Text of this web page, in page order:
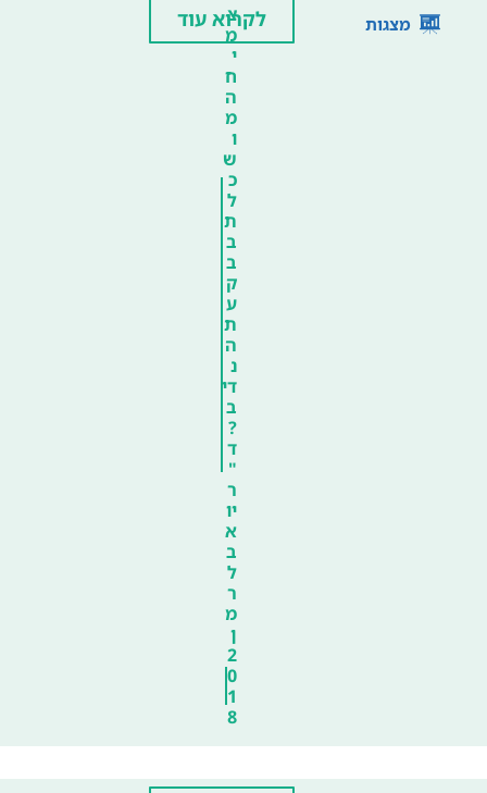
מצגות
צ
מ
י
ח
ה
מ
ו
ש
כ
ל
ת
ב
ב
ק
ע
ת
ה
נ
די
ב
?
ד
"
ר
יו
א
ב
ל
ר
מ
ן
2
0
1
8
לקרוא עוד